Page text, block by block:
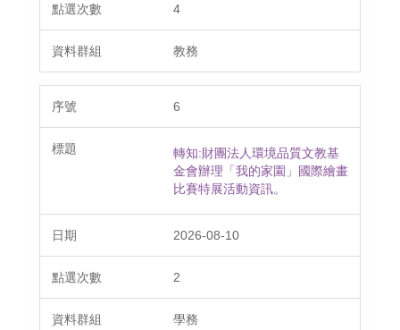
4
教務
6
轉知:財團法人環境品質文教基
金會辦理「我的家園」國際繪畫
比賽特展活動資訊。
2026-08-10
2
學務